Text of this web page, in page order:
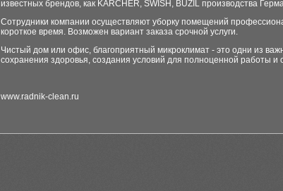
известных брендов, как KARCHER, SWISH, BUZIL производства
Сотрудники компании осуществляют уборку помещений
короткое время. Возможен вариант заказа срочной услуги.
Чистый дом или офис, благоприятный микроклимат - это одни из
сохранения здоровья, создания условий для полноценной работы и
www.radnik-clean.ru